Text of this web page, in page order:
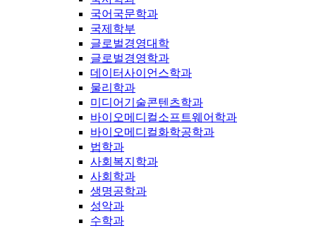
국어국문학과
국제학부
글로벌경영대학
글로벌경영학과
데이터사이언스학과
물리학과
미디어기술콘텐츠학과
바이오메디컬소프트웨어학과
바이오메디컬화학공학과
법학과
사회복지학과
사회학과
생명공학과
성악과
수학과